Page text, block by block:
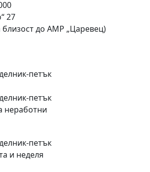
27
близост до АМР „Царевец)
петък
петък
неработни
петък
и неделя